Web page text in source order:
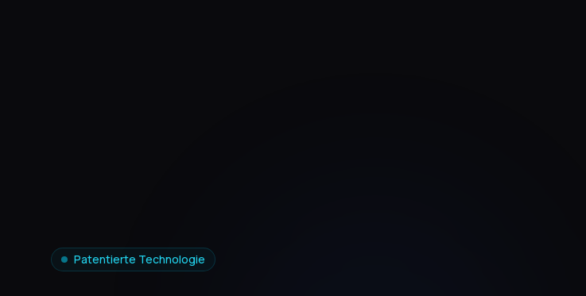
Patentierte Technologie